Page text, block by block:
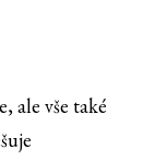
ale vše také